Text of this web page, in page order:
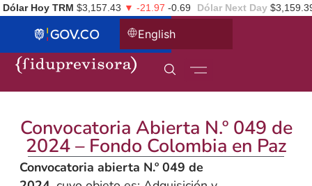
Dólar Hoy TRM $3,157.43 ▼ -21.97 -0.69 Dólar Next Day
English
Convocatoria Abierta N.º 049 de
2024 – Fondo Colombia en Paz
Convocatoria abierta N.º 049 de